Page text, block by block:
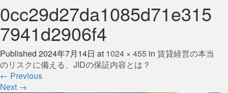
0cc29d27da1085d71e315
7941d2906f4
Published 2024年7月14日 at 1024 × 455 in 賃貸経営の本当
のリスクに備える、JIDの保証内容とは？
← Previous
Next →